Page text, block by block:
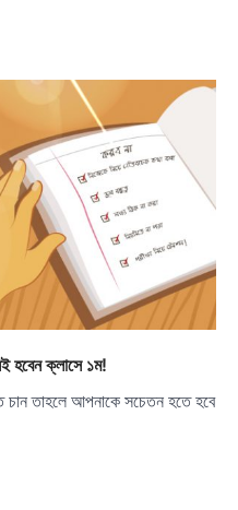
হবেন ক্লাসে ১ম!
চান তাহলে আপনাকে সচেতন হতে হবে